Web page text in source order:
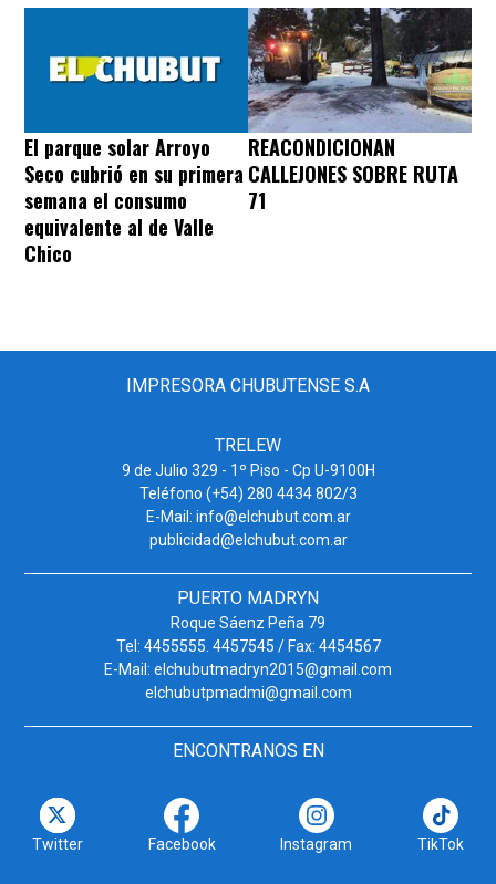
El parque solar Arroyo
Seco cubrió en su primera
semana el consumo
equivalente al de Valle
Chico
REACONDICIONAN
CALLEJONES SOBRE RUTA
71
IMPRESORA CHUBUTENSE S.A
TRELEW
9 de Julio 329 - 1º Piso - Cp U-9100H
Teléfono (+54) 280 4434 802/3
E-Mail: info@elchubut.com.ar
publicidad@elchubut.com.ar
PUERTO MADRYN
Roque Sáenz Peña 79
Tel: 4455555. 4457545 / Fax: 4454567
E-Mail: elchubutmadryn2015@gmail.com
elchubutpmadmi@gmail.com
ENCONTRANOS EN
Twitter Facebook Instagram TikTok